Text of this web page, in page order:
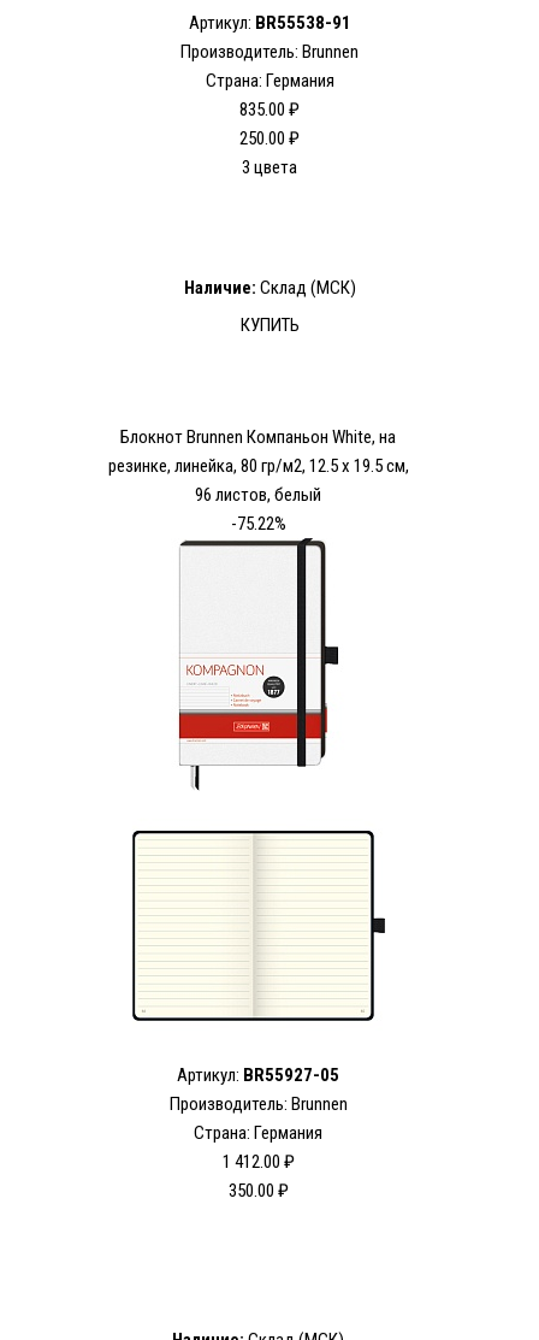
Артикул: BR55538-91
Производитель: Brunnen
Страна: Германия
835.00 ₽
250.00 ₽
3 цвета
Наличие: Склад (МСК)
КУПИТЬ
Блокнот Brunnen Компаньон White, на
резинке, линейка, 80 гр/м2, 12.5 х 19.5 см,
96 листов, белый
-75.22%
Артикул: BR55927-05
Производитель: Brunnen
Страна: Германия
1 412.00 ₽
350.00 ₽